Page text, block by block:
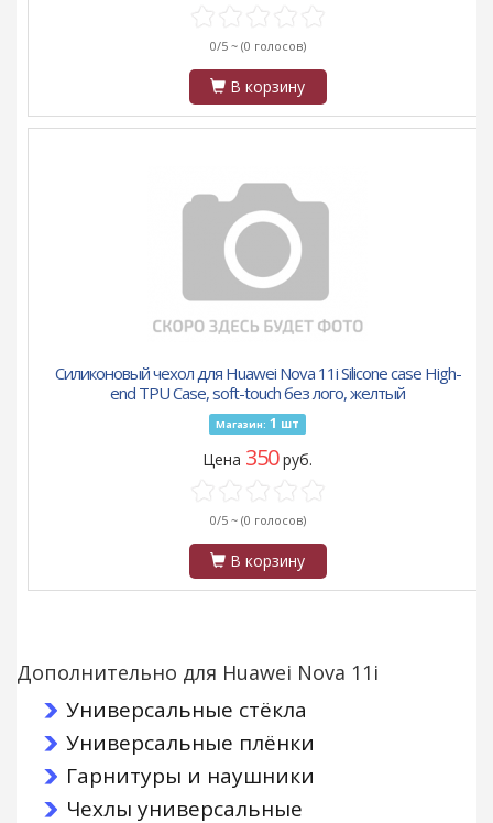
0/5 ~ (0 голосов)
В корзину
Силиконовый чехол для Huawei Nova 11i Silicone case High-
end TPU Case, soft-touch без лого, желтый
Магазин: 1 шт
Цена 350руб.
0/5 ~ (0 голосов)
В корзину
Дополнительно для Huawei Nova 11i
Универсальные стёкла
Универсальные плёнки
Гарнитуры и наушники
Чехлы универсальные